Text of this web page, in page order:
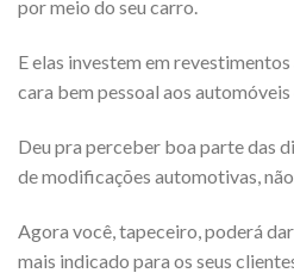
por meio do seu carro.
E elas investem em
cara bem pessoal aos automóveis
Deu pra perceber boa parte das
de modificações automotivas, não
Agora você, tapeceiro, poderá
mais indicado para os seus